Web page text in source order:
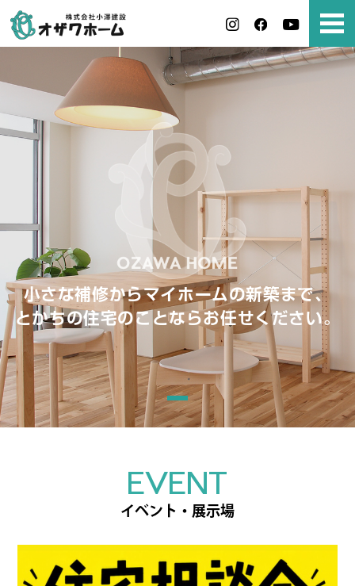
小さな補修からマイホームの新築まで、
とかちの住宅のことならお任せください。
EVENT
イベント・展示場